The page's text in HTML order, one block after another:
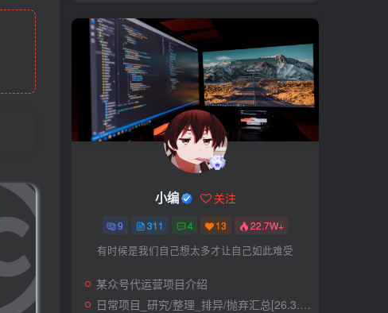
小编 关注
9 311 4 13 22.7W+
有时候是我们自己想太多才让自己如此难受
某众号代运营项目介绍
日常项目_研究/整理_排异/抛弃汇总[26.3.15-3.21整理]